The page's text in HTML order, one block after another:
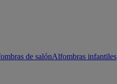
de salónAlfombras infantiles